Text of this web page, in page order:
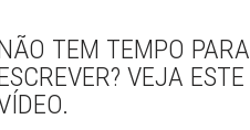
TEM TEMPO PARA
VEJA ESTE